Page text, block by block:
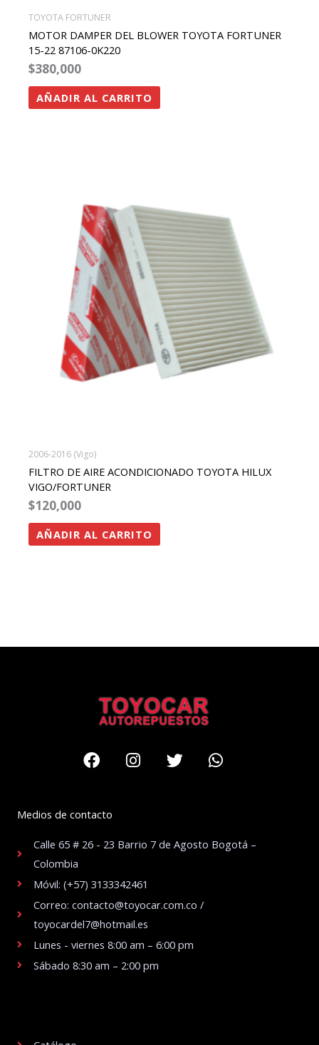
TOYOTA FORTUNER
MOTOR DAMPER DEL BLOWER TOYOTA FORTUNER
15-22 87106-0K220
$380,000
AÑADIR AL CARRITO
2006-2016 (Vigo)
FILTRO DE AIRE ACONDICIONADO TOYOTA HILUX
VIGO/FORTUNER
$120,000
AÑADIR AL CARRITO
FacebookInstagram
TwitterWhatsapp
Medios de contacto
Calle 65 # 26 - 23 Barrio 7 de Agosto Bogotá –
Colombia
Móvil: (+57) 3133342461
Correo: contacto@toyocar.com.co /
toyocardel7@hotmail.es
Lunes - viernes 8:00 am – 6:00 pm
Sábado 8:30 am – 2:00 pm